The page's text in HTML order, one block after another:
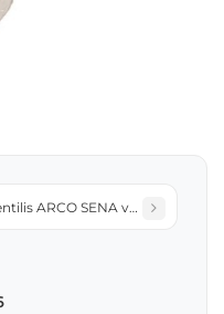
3/4 ilga rankena su nuorintoju
ARCO SENA v./v. sriegis 1/